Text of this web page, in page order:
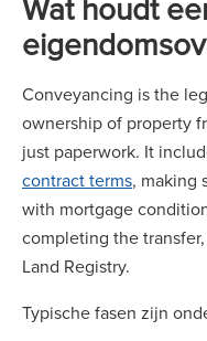
Conveyancing is the
ownership of property
just paperwork. It
contract terms, making
with mortgage
completing the
Land Registry.
Typische fasen zijn